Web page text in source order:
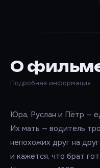
О
Подробная информация
Юра, Руслан и Пётр —
Их мать — водитель
непохожих друг на
и кажется, что брат